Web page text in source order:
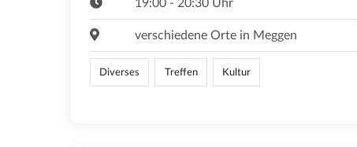
19:00 - 20:30 Uhr
verschiedene Orte in Meggen
Diverses Treffen Kultur